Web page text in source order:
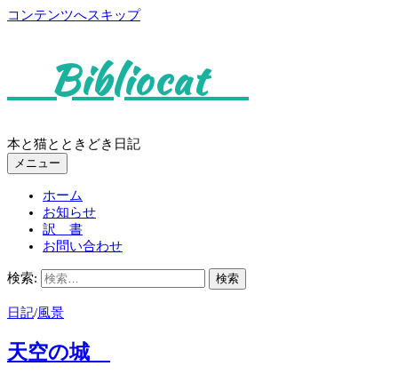
コンテンツへスキップ
Bibliocat
本と猫とときどき日記
メニュー
ホーム
お知らせ
訳 書
お問い合わせ
検索:
日記/風景
天空の城